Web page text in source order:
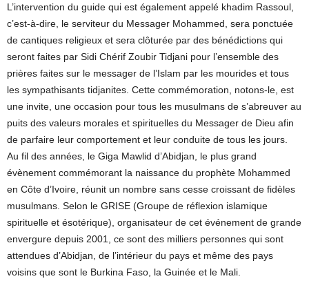
L’intervention du guide qui est également appelé khadim Rassoul,
c’est-à-dire, le serviteur du Messager Mohammed, sera ponctuée
de cantiques religieux et sera clôturée par des bénédictions qui
seront faites par Sidi Chérif Zoubir Tidjani pour l’ensemble des
prières faites sur le messager de l’Islam par les mourides et tous
les sympathisants tidjanites. Cette commémoration, notons-le, est
une invite, une occasion pour tous les musulmans de s’abreuver au
puits des valeurs morales et spirituelles du Messager de Dieu afin
de parfaire leur comportement et leur conduite de tous les jours.
Au fil des années, le Giga Mawlid d’Abidjan, le plus grand
évènement commémorant la naissance du prophète Mohammed
en Côte d’Ivoire, réunit un nombre sans cesse croissant de fidèles
musulmans. Selon le GRISE (Groupe de réflexion islamique
spirituelle et ésotérique), organisateur de cet événement de grande
envergure depuis 2001, ce sont des milliers personnes qui sont
attendues d’Abidjan, de l’intérieur du pays et même des pays
voisins que sont le Burkina Faso, la Guinée et le Mali.